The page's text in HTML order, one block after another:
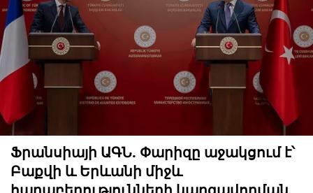
Ֆրանսիայի ԱԳՆ. Փարիզը աջակցում է՝
Բաքվի և Երևանի միջև